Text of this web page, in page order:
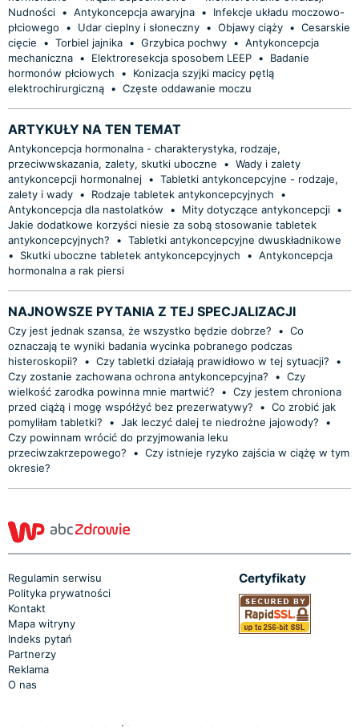
Nudności • Antykoncepcja awaryjna •
Infekcje układu moczowo-
płciowego
• Udar cieplny i słoneczny • Objawy ciąży • Cesarskie
cięcie
• Torbiel jajnika • Grzybica pochwy • Antykoncepcja
mechaniczna • Elektroresekcja sposobem LEEP •
Badanie
hormonów płciowych
•
Konizacja szyjki macicy pętlą
elektrochirurgiczną • Częste oddawanie moczu
ARTYKUŁY NA TEN TEMAT
Antykoncepcja hormonalna - charakterystyka, rodzaje,
przeciwwskazania, zalety, skutki uboczne
• Wady i zalety
antykoncepcji hormonalnej • Tabletki antykoncepcyjne - rodzaje,
zalety i wady • Rodzaje tabletek antykoncepcyjnych
•
Antykoncepcja dla nastolatków
• Mity dotyczące antykoncepcji •
Jakie dodatkowe korzyści niesie za sobą stosowanie tabletek
antykoncepcyjnych?
• Tabletki antykoncepcyjne dwuskładnikowe
•
Skutki uboczne tabletek antykoncepcyjnych • Antykoncepcja
hormonalna a rak piersi
NAJNOWSZE PYTANIA Z TEJ SPECJALIZACJI
Czy jest jednak szansa, że wszystko będzie dobrze? • Co
oznaczają te wyniki badania wycinka pobranego podczas
histeroskopii?
• Czy tabletki działają prawidłowo w tej sytuacji?
•
Czy zostanie zachowana ochrona antykoncepcyjna?
• Czy
wielkość zarodka powinna mnie martwić?
• Czy jestem chroniona
przed ciążą i mogę współżyć bez prezerwatywy?
• Co zrobić jak
pomyliłam tabletki?
• Jak leczyć dalej te niedrożne jajowody?
•
Czy powinnam wrócić do przyjmowania leku
przeciwzakrzepowego?
• Czy istnieje ryzyko zajścia w ciążę w tym
okresie?
Regulamin serwisu
Polityka prywatności
Kontakt
Mapa witryny
Indeks pytań
Partnerzy
Reklama
O nas
Certyfikaty